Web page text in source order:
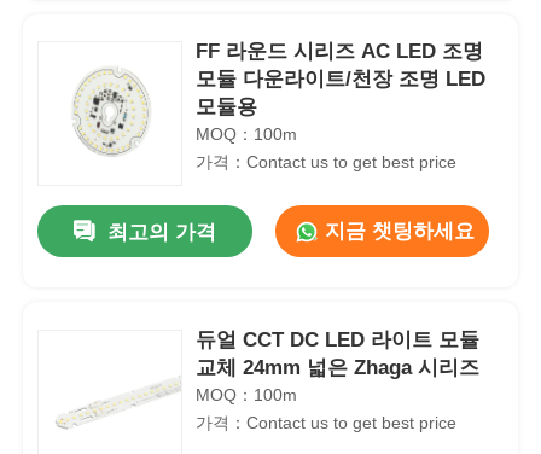
FF 라운드 시리즈 AC LED 조명
모듈 다운라이트/천장 조명 LED
모듈용
MOQ：100m
가격：Contact us to get best price
최고의 가격 지금 챗팅하세요
듀얼 CCT DC LED 라이트 모듈
교체 24mm 넓은 Zhaga 시리즈
MOQ：100m
가격：Contact us to get best price